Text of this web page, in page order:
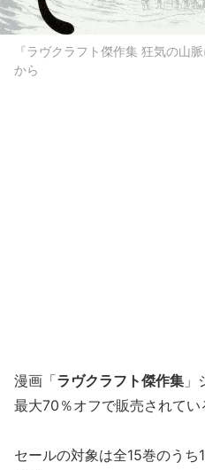
『ラヴクラフト傑作集 狂気の山
から
漫画「ラヴクラフト傑作集
最大70％オフで販売されてい
セールの対象は全15巻のうち